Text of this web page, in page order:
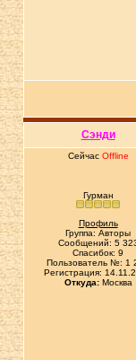
Сэнди
Сейчас Offline
Гурман
Профиль
Группа: Авторы
Сообщений: 5
Спасибок: 9
Пользователь №: 1
Регистрация:
Откуда:Москва